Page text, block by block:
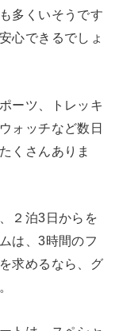
多くいそうです
心できるでしょ
ーツ、トレッキ
ォッチなど数日
くさんありま
２泊3日からを
は、3時間のフ
求めるなら、グ